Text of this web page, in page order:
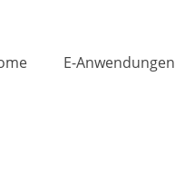
E-Anwendungen